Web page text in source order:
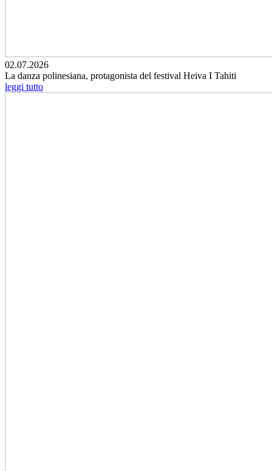
02.07.2026
La danza polinesiana, protagonista del festival Heiva I Tahiti
leggi tutto